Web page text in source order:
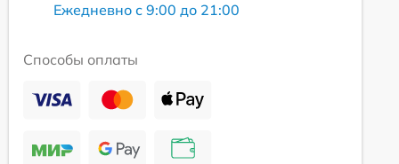
Ежедневно с 9:00 до 21:00
Способы оплаты